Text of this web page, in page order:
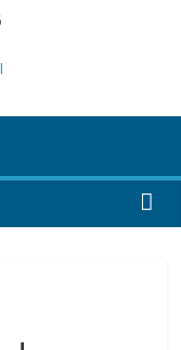
Campeonato 50tão!